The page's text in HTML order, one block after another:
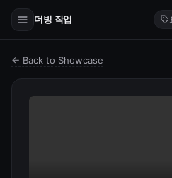
더빙 작업
← Back to Showcase